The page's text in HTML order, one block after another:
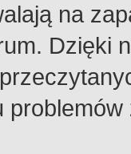
na
Dzięki